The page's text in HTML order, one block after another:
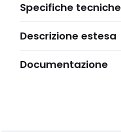
Specifiche tecniche
Descrizione estesa
Documentazione